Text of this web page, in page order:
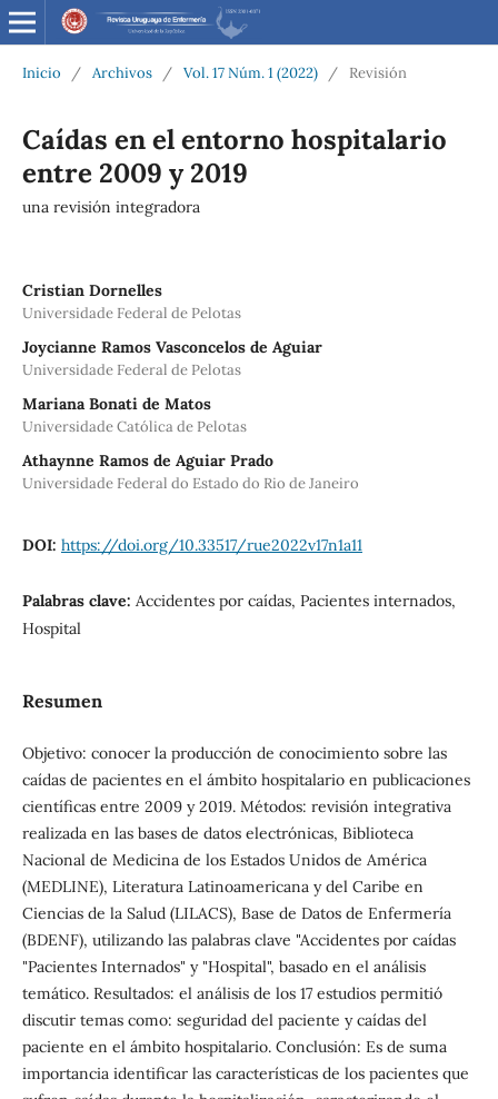
Inicio / Archivos / Vol. 17 Núm. 1 (2022) / Revisión
Caídas en el entorno hospitalario
entre 2009 y 2019
una revisión integradora
Cristian Dornelles
Universidade Federal de Pelotas
Joycianne Ramos Vasconcelos de Aguiar
Universidade Federal de Pelotas
Mariana Bonati de Matos
Universidade Católica de Pelotas
Athaynne Ramos de Aguiar Prado
Universidade Federal do Estado do Rio de Janeiro
DOI: https://doi.org/10.33517/rue2022v17n1a11
Palabras clave: Accidentes por caídas, Pacientes internados,
Hospital
Resumen
Objetivo: conocer la producción de conocimiento sobre las
caídas de pacientes en el ámbito hospitalario en publicaciones
científicas entre 2009 y 2019. Métodos: revisión integrativa
realizada en las bases de datos electrónicas, Biblioteca
Nacional de Medicina de los Estados Unidos de América
(MEDLINE), Literatura Latinoamericana y del Caribe en
Ciencias de la Salud (LILACS), Base de Datos de Enfermería
(BDENF), utilizando las palabras clave "Accidentes por caídas
"Pacientes Internados" y "Hospital", basado en el análisis
temático. Resultados: el análisis de los 17 estudios permitió
discutir temas como: seguridad del paciente y caídas del
paciente en el ámbito hospitalario. Conclusión: Es de suma
importancia identificar las características de los pacientes que